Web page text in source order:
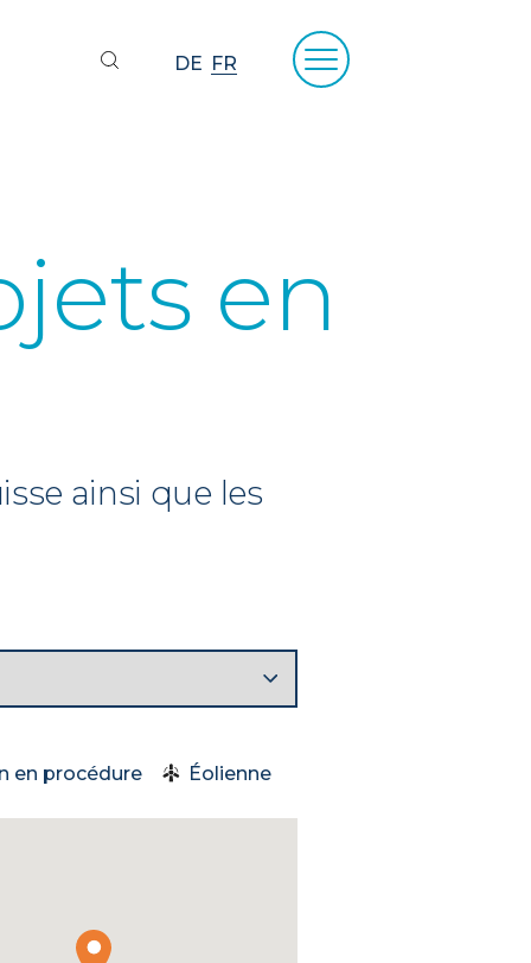
DE FR
en
ainsi que les
en procédure Éolienne